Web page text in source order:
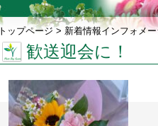
トップページ > 新着情報インフォメ
歓送迎会に！